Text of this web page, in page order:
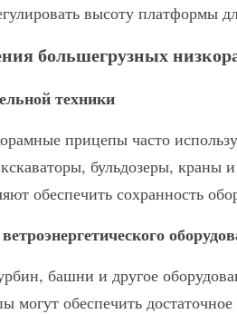
высоту платформы
большегрузных
техники
прицепы часто
бульдозеры, краны
обеспечить сохранность
башни и другое
могут обеспечить